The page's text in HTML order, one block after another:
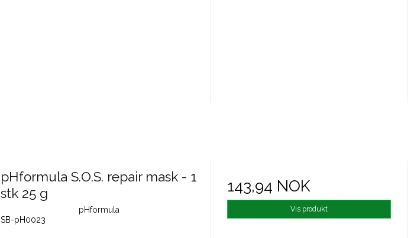
pHformula S.O.S. repair mask - 1
stk 25 g
pHformula
SB-pH0023
143,94 NOK
Vis produkt